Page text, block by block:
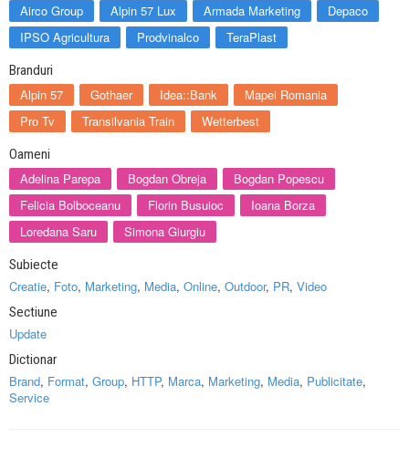
Airco Group Alpin 57 Lux Armada Marketing
Depaco
IPSO Agricultura
Prodvinalco TeraPlast
Branduri
Alpin 57 Gothaer Idea::Bank
Mapei Romania
Pro Tv
Transilvania Train Wetterbest
Oameni
Adelina Parepa Bogdan Obreja
Bogdan Popescu
Felicia Bolboceanu
Florin Busuioc
Ioana Borza
Loredana Saru
Simona Giurgiu
Subiecte
Creatie, Foto, Marketing, Media, Online, Outdoor, PR, Video
Sectiune
Update
Dictionar
Brand, Format, Group, HTTP, Marca, Marketing, Media, Publicitate,
Service